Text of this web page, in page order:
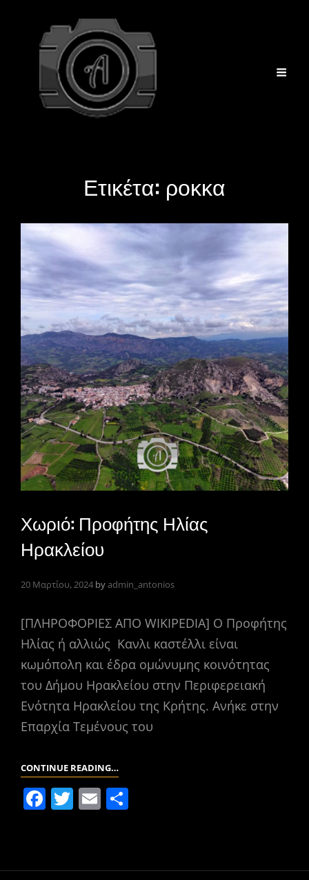
Ετικέτα: ροκκα
Χωριό: Προφήτης Ηλίας
Ηρακλείου
20 Μαρτίου, 2024 byadmin_antonios
[ΠΛΗΡΟΦΟΡΙΕΣ ΑΠΟ WIKIPEDIA] Ο Προφήτης
Ηλίας ή αλλιώς Κανλι καστέλλι είναι
κωμόπολη και έδρα ομώνυμης κοινότητας
του Δήμου Ηρακλείου στην Περιφερειακή
Ενότητα Ηρακλείου της Κρήτης. Ανήκε στην
Επαρχία Τεμένους του
CONTINUE READING…
ΗΛΊΑΣ
F
e
T
er
E
l α